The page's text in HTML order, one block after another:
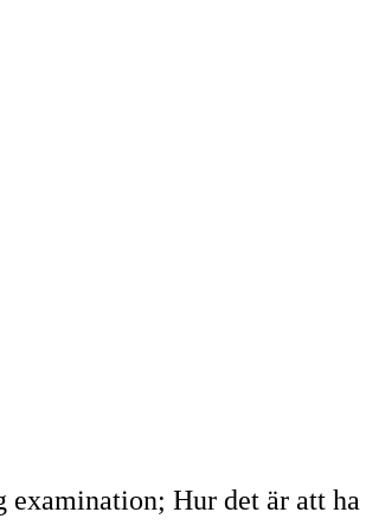
examination; Hur det är att ha